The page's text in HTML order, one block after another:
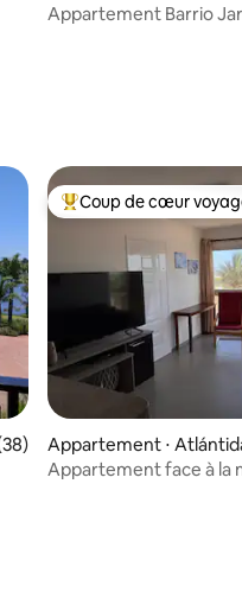
Appartement Barrio
moyenne sur la base de
Coups de cœur
Coup de cœur
Appartement ⋅
Appartement face à la